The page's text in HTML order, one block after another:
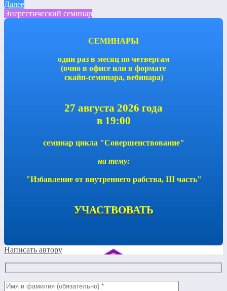
Далее
Энергетический семинар
СЕМИНАРЫ
один раз в месяц по четвергам
(очно в офисе или в формате
скайп-семинара, вебинара)
27 августа 2026 года
в 19:00
семинар цикла "Совершенствование"
на тему:
"Избавление от внутреннего рабства, III часть"
УЧАСТВОВАТЬ
Написать автору